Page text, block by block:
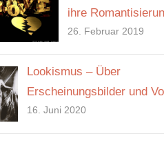
ihre
26. Februar 2019
Lookismus – Über
Erscheinungsbilder und
16. Juni 2020